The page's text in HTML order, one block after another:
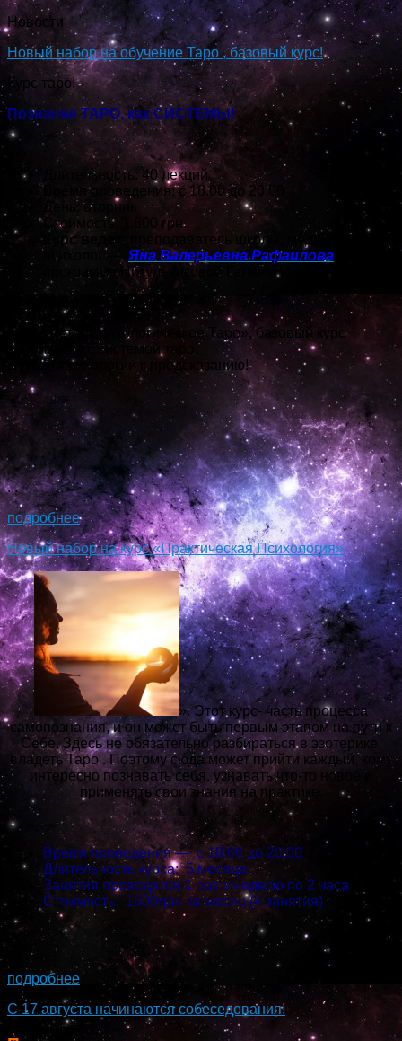
Новости
Новый набор на обучение Таро , базовый курс!
Курс таро!
Познание ТАРО, как СИСТЕМЫ!
Длительность: 40 лекций
Время проведения: с 18.00 до 20.00
День: вторник
Стоимость: 1 600 грн.
Курс ведет:
преподаватель школы, медицинский
психолог — Яна Валерьевна Рафаилова
программе Никульниковой Галины Ивановны)
Онлайн!
Курс «АстроПсихологическое Таро», базовый курс
знакомства с системой таро.
Путь от психологии к предсказанию!
...
подробнее
Новый набор на курс «Практическая Психология»
». Этот курс- часть процесса
самопознания, и он может быть первым этапом на пути к
Себе. Здесь не обязательно разбираться в эзотерике,
владеть Таро . Поэтому сюда может прийти каждый, кому
интересно познавать себя, узнавать что-то новое и
применять свои знания на практике.
Время проведения — с 18:00 до 20:00
Длительность курса: 5 месяца.
Занятия проводятся 1 раз в неделю по 2 часа
Стоимость: 1600грн. за месяц (4 занятия)
подробнее
С 17 августа начинаются собеседования!